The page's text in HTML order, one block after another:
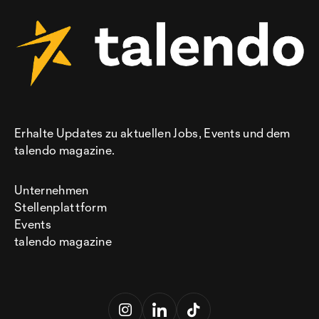
Erhalte Updates zu aktuellen Jobs, Events und dem
talendo magazine.
Unternehmen
Stellenplattform
Events
talendo magazine